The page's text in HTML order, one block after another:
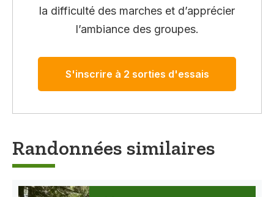
la difficulté des marches et d’apprécier
l’ambiance des groupes.
S'inscrire à 2 sorties d'essais
Randonnées similaires